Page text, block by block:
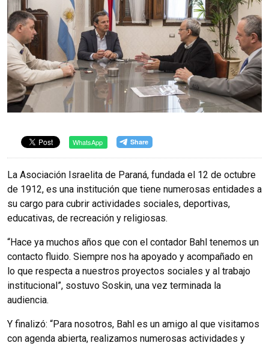
WhatsApp
La Asociación Israelita de Paraná, fundada el 12 de octubre
de 1912, es una institución que tiene numerosas entidades a
su cargo para cubrir actividades sociales, deportivas,
educativas, de recreación y religiosas.
“Hace ya muchos años que con el contador Bahl tenemos un
contacto fluido. Siempre nos ha apoyado y acompañado en
lo que respecta a nuestros proyectos sociales y al trabajo
institucional”, sostuvo Soskin, una vez terminada la
audiencia.
Y finalizó: “Para nosotros, Bahl es un amigo al que visitamos
con agenda abierta, realizamos numerosas actividades y